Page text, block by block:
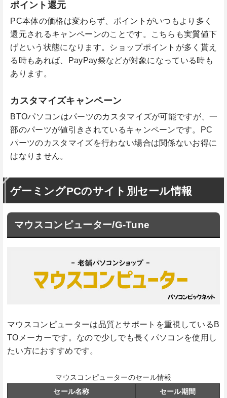
ポイント還元
PC本体の価格は変わらず、ポイントがいつもより多く
還元されるキャンペーンのことです。こちらも実質値下
げという状態になります。ショップポイントが多く貰え
る時もあれば、PayPay祭などが対象になっている時も
あります。
カスタマイズキャンペーン
BTOパソコンはパーツのカスタマイズが可能ですが、一
部のパーツが値引きされているキャンペーンです。PC
パーツのカスタマイズを行わない場合は関係ないお得に
はなりません。
ゲーミングPCのサイト別セール情報
マウスコンピューター/G-Tune
マウスコンピューターは品質とサポートを重視しているB
TOメーカーです。なので少しでも長くパソコンを使用し
たい方におすすめです。
マウスコンピューターのセール情報
セール名称
セール期間